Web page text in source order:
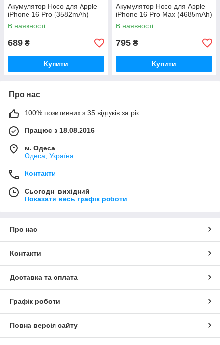
Акумулятор Hoco для Apple
iPhone 16 Pro (3582mAh)
В наявності
689 ₴
Купити
Акумулятор Hoco для Apple
iPhone 16 Pro Max (4685mAh)
В наявності
795 ₴
Купити
Про нас
100% позитивних з 35 відгуків за рік
Працює з 18.08.2016
м. Одеса
Одеса, Україна
Контакти
Сьогодні вихідний
Показати весь графік роботи
Про нас
Контакти
Доставка та оплата
Графік роботи
Повна версія сайту